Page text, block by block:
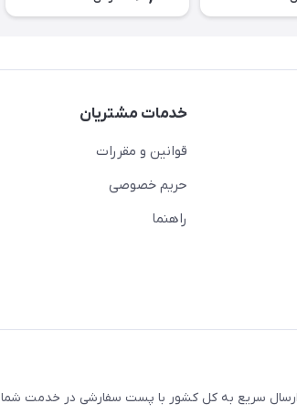
خدمات مشتریان
قوانین و مقررات
حریم خصوصی
راهنما
خوب و ارسال سریع به کل کشور با پست سفارشی در خدمت شما